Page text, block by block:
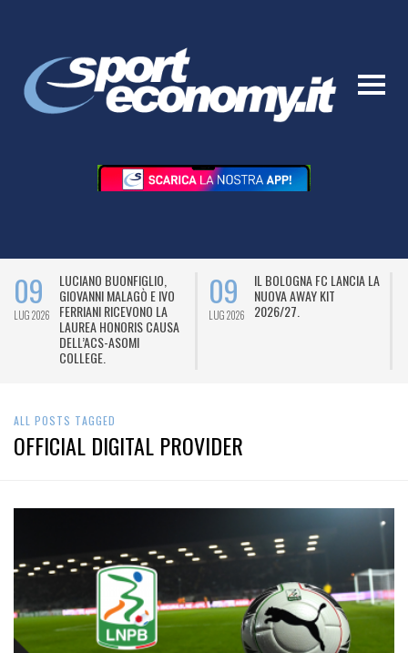
09
LUG 2026
LUCIANO BUONFIGLIO,
GIOVANNI MALAGÒ E IVO
FERRIANI RICEVONO LA
LAUREA HONORIS CAUSA
DELL’ACS-ASOMI
COLLEGE.
09
LUG 2026
IL BOLOGNA FC LANCIA LA
NUOVA AWAY KIT
2026/27.
ALL POSTS TAGGED
OFFICIAL DIGITAL PROVIDER